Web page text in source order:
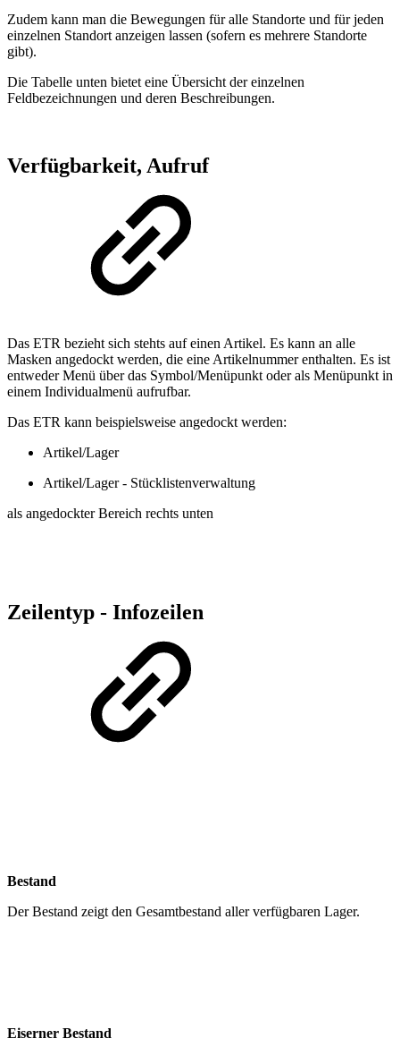
Zudem kann man die Bewegungen für alle Standorte und für jeden
einzelnen Standort anzeigen lassen (sofern es mehrere Standorte
gibt).
Die Tabelle unten bietet eine Übersicht der einzelnen
Feldbezeichnungen und deren Beschreibungen.
Verfügbarkeit, Aufruf
Das ETR bezieht sich stehts auf einen Artikel. Es kann an alle
Masken angedockt werden, die eine Artikelnummer enthalten. Es ist
entweder Menü über das Symbol/Menüpunkt oder als Menüpunkt in
einem Individualmenü aufrufbar.
Das ETR kann beispielsweise angedockt werden:
Artikel/Lager
Artikel/Lager - Stücklistenverwaltung
als angedockter Bereich rechts unten
Zeilentyp - Infozeilen
Bestand
Der Bestand zeigt den Gesamtbestand aller verfügbaren Lager.
Eiserner Bestand